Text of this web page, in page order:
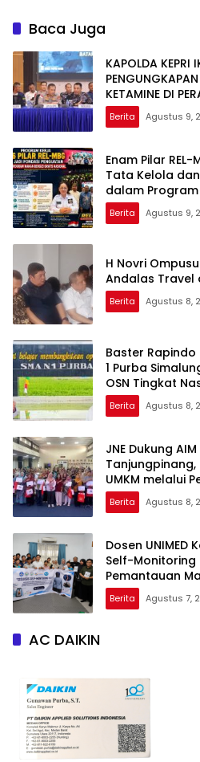
Baca Juga
KAPOLDA KEPRI
KETAMINE DI
Berita Agustus 9,
Enam Pilar
Tata Kelola
dalam Program
Berita Agustus 9,
H Novri
Andalas Travel
Berita Agustus 8,
Baster Rapindo
1 Purba
OSN Tingkat
Berita Agustus 8,
JNE Dukung
Tanjungpinang,
UMKM melalui
Berita Agustus 8,
Dosen UNIMED
Self-Monitoring
Pemantauan
Berita Agustus 7,
AC DAIKIN